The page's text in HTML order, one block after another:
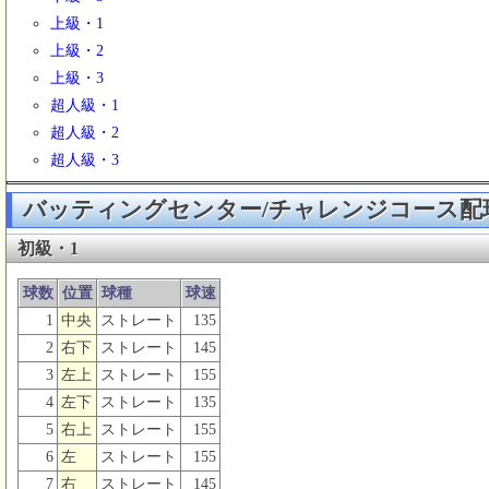
上級・1
上級・2
上級・3
超人級・1
超人級・2
超人級・3
バッティングセンター/チャレンジコース
初級・1
球数 位置 球種
球速
1 中央 ストレート
135
2 右下 ストレート
145
3 左上 ストレート
155
4 左下 ストレート
135
5 右上 ストレート
155
6 左 ストレート
155
7 右 ストレート 145